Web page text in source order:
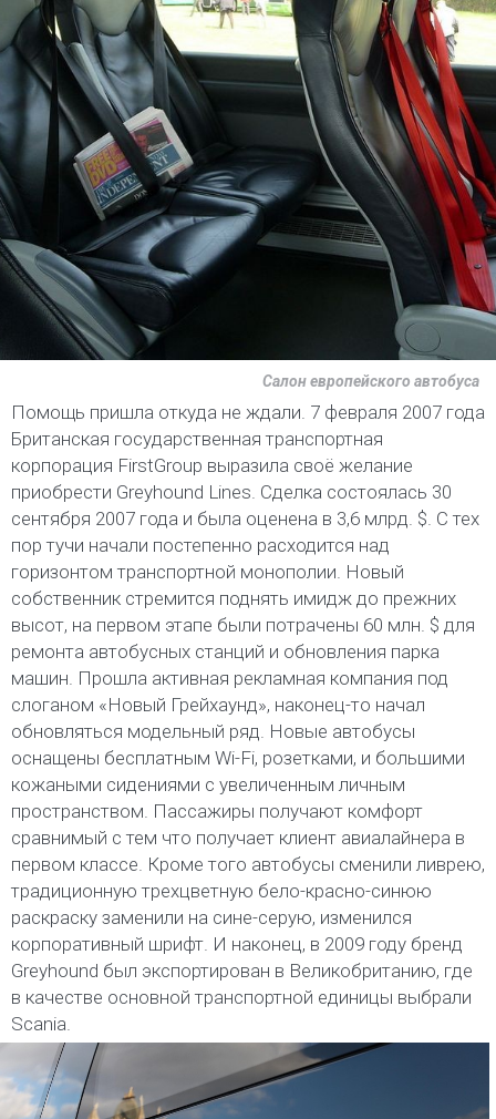
Салон европейского автобуса
Помощь пришла откуда не ждали. 7 февраля 2007 года
Британская государственная транспортная
корпорация FirstGroup выразила своё желание
приобрести Greyhound Lines. Сделка состоялась 30
сентября 2007 года и была оценена в 3,6 млрд. $. С тех
пор тучи начали постепенно расходится над
горизонтом транспортной монополии. Новый
собственник стремится поднять имидж до прежних
высот, на первом этапе были потрачены 60 млн. $ для
ремонта автобусных станций и обновления парка
машин. Прошла активная рекламная компания под
слоганом «Новый Грейхаунд», наконец-то начал
обновляться модельный ряд. Новые автобусы
оснащены бесплатным Wi-Fi, розетками, и большими
кожаными сидениями с увеличенным личным
пространством. Пассажиры получают комфорт
сравнимый с тем что получает клиент авиалайнера в
первом классе. Кроме того автобусы сменили ливрею,
традиционную трехцветную бело-красно-синюю
раскраску заменили на сине-серую, изменился
корпоративный шрифт. И наконец, в 2009 году бренд
Greyhound был экспортирован в Великобританию, где
в качестве основной транспортной единицы выбрали
Scania.